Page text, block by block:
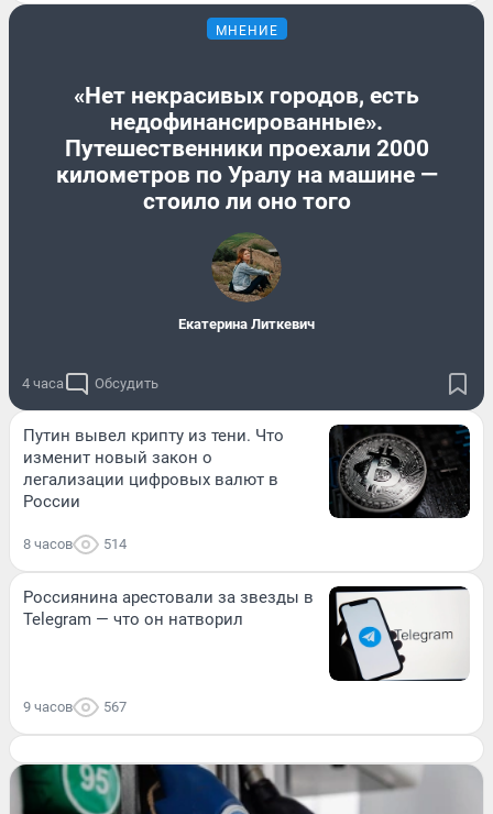
МНЕНИЕ
«Нет некрасивых городов, есть
недофинансированные».
Путешественники проехали 2000
километров по Уралу на машине —
стоило ли оно того
Екатерина Литкевич
4 часа Обсудить
Путин вывел крипту из тени. Что
изменит новый закон о
легализации цифровых валют в
России
8 часов 514
Россиянина арестовали за звезды в
Telegram — что он натворил
9 часов 567